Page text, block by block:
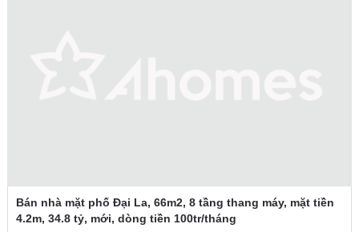
Bán nhà mặt phố Đại La, 66m2, 8 tầng thang máy, mặt tiền
4.2m, 34.8 tỷ, mới, dòng tiền 100tr/tháng